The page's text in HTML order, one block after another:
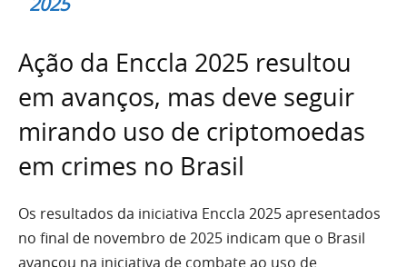
Ação da Enccla 2025 resultou
em avanços, mas deve seguir
mirando uso de criptomoedas
em crimes no Brasil
Os resultados da iniciativa Enccla 2025 apresentados
no final de novembro de 2025 indicam que o Brasil
avançou na iniciativa de combate ao uso de